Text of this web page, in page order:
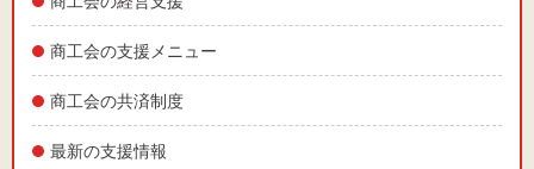
商工会の支援メニュー
商工会の共済制度
最新の支援情報